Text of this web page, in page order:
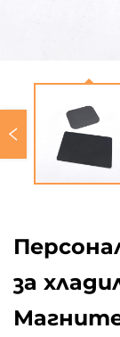
за